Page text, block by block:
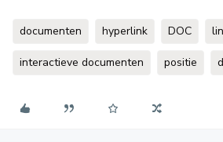
documenten hyperlink DOC
interactieve documenten positie